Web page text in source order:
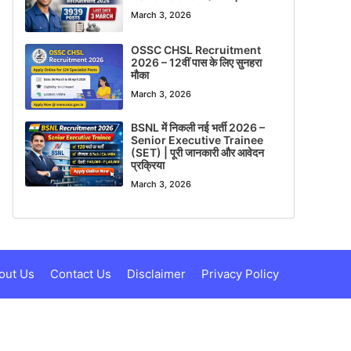
March 3, 2026
OSSC CHSL Recruitment
2026 – 12वीं पास के लिए सुनहरा
मौका
March 3, 2026
BSNL में निकली नई भर्ती 2026 –
Senior Executive Trainee
(SET) | पूरी जानकारी और आवेदन
प्रक्रिया
March 3, 2026
Us Contact Us Disclaimer Privacy Policy